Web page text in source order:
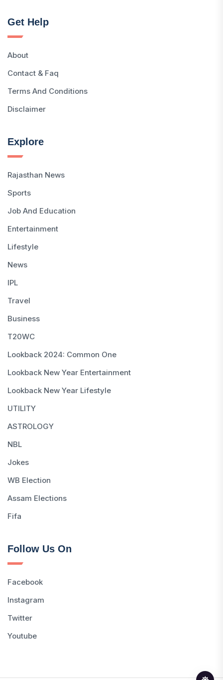
Get Help
About
Contact & Faq
Terms And Conditions
Disclaimer
Explore
Rajasthan News
Sports
Job And Education
Entertainment
Lifestyle
News
IPL
Travel
Business
T20WC
Lookback 2024: Common One
Lookback New Year Entertainment
Lookback New Year Lifestyle
UTILITY
ASTROLOGY
NBL
Jokes
WB Election
Assam Elections
Fifa
Follow Us On
Facebook
Instagram
Twitter
Youtube